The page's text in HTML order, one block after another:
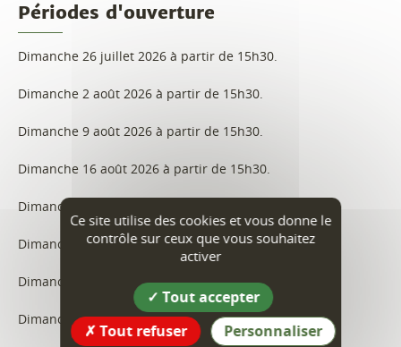
Périodes d'ouverture
Dimanche 26 juillet 2026 à partir de 15h30.
Dimanche 2 août 2026 à partir de 15h30.
Dimanche 9 août 2026 à partir de 15h30.
Dimanche 16 août 2026 à partir de 15h30.
Dimanche 23 août 2026 à partir de 15h30.
Dimanche 30 août 2026 à partir de 15h30.
Dimanche 6 septembre 2026 à partir de 15h30.
Dimanche 4 octobre 2026 à partir de 15h30.
Ce site utilise des cookies et vous donne le
contrôle sur ceux que vous souhaitez
activer
Tout accepter
Tout refuser
Personnaliser